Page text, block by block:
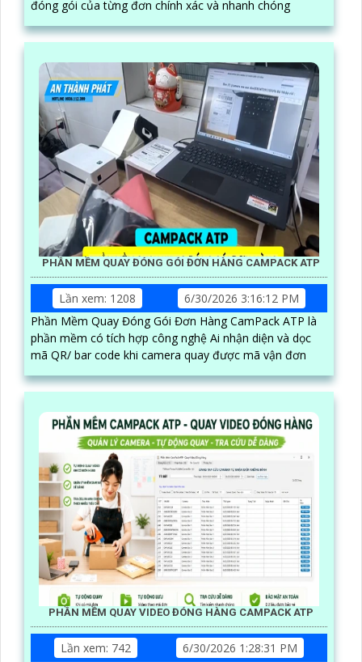
đóng gói của từng đơn chính xác và nhanh chóng
PHẦN MỀM QUAY ĐÓNG GÓI ĐƠN HÀNG CAMPACK ATP
Lần xem: 1208
6/30/2026 3:16:12 PM
Phần Mềm Quay Đóng Gói Đơn Hàng CamPack ATP là
phần mềm có tích hợp công nghệ Ai nhận diện và dọc
mã QR/ bar code khi camera quay được mã vận đơn
PHẦN MỀM QUAY VIDEO ĐÓNG HÀNG CAMPACK ATP
Lần xem: 742
6/30/2026 1:28:31 PM